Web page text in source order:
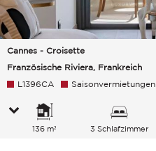
Cannes - Croisette
Französische Riviera, Frankreich
L1396CA Saisonvermietungen
136 m² 3 Schlafzimmer